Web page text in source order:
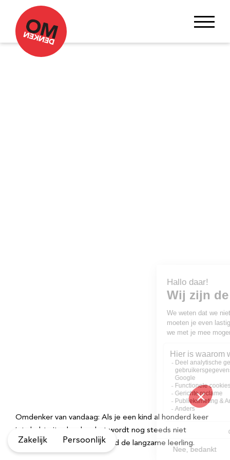
Omdenker van vandaag: Als je een kind al honderd keer
iets hebt uitgelegd en het wordt nog steeds niet
begrepen, dan is niet het kind de langzame leerling.
Zakelijk Persoonlijk